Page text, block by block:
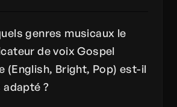
genres musicaux le
de voix Gospel
(English, Bright, Pop) est-il
adapté ?